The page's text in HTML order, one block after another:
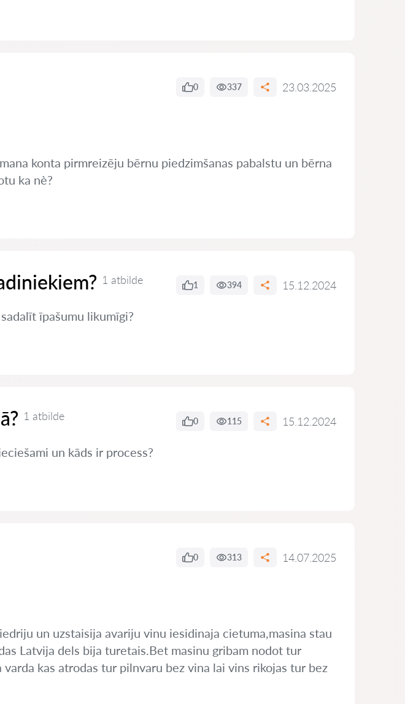
0 337 23.03.2025
konta pirmreizēju bērnu piedzimšanas pabalstu un bērna
ka nè?
1 atbilde 1 394 15.12.2024
īpašumu likumīgi?
1 atbilde 0 115 15.12.2024
un kāds ir process?
0 313 14.07.2025
un uzstaisija avariju vinu iesidinaja cietuma,masina stau
Latvija dels bija turetais.Bet masinu gribam nodot tur
kas atrodas tur pilnvaru bez vina lai vins rikojas tur bez